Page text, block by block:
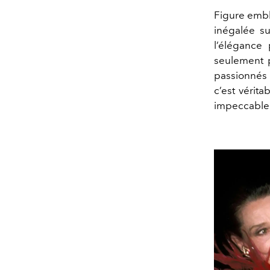
Figure
inégalée
seulement
c’est